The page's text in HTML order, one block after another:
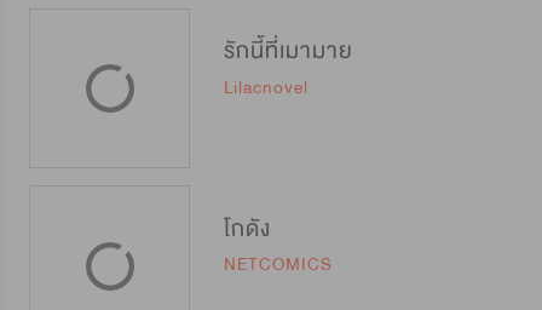
รักนี้ที่เมามาย
Lilacnovel
โกดัง
NETCOMICS